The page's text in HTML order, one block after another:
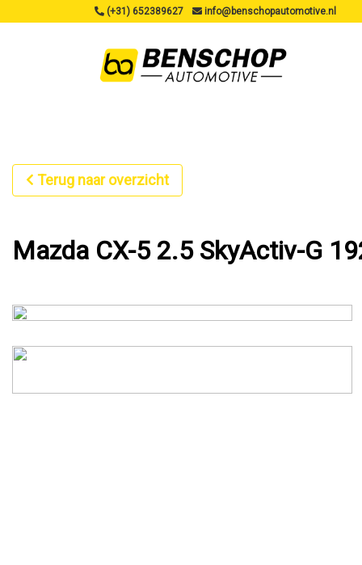
(+31) 652389627 info@benschopautomotive.nl
Terug naar overzicht
Mazda CX-5 2.5 SkyActiv-G